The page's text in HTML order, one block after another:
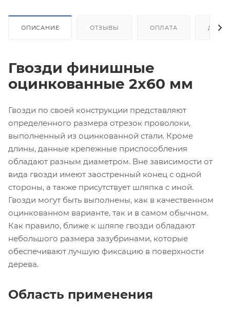
ОПИСАНИЕ ОТЗЫВЫ ОПЛАТА
Гвозди финишные
оцинкованные 2х60 мм
Гвозди по своей конструкции представляют
определенного размера отрезок проволоки,
выполненный из оцинкованной стали. Кроме
длины, данные крепежные приспособления
обладают разным диаметром. Вне зависимости от
вида гвозди имеют заостренный конец с одной
стороны, а также присутствует шляпка с иной.
Гвозди могут быть выполнены, как в качественном
оцинкованном варианте, так и в самом обычном.
Как правило, ближе к шляпе гвозди обладают
небольшого размера зазубринами, которые
обеспечивают лучшую фиксацию в поверхности
дерева.
Область применения